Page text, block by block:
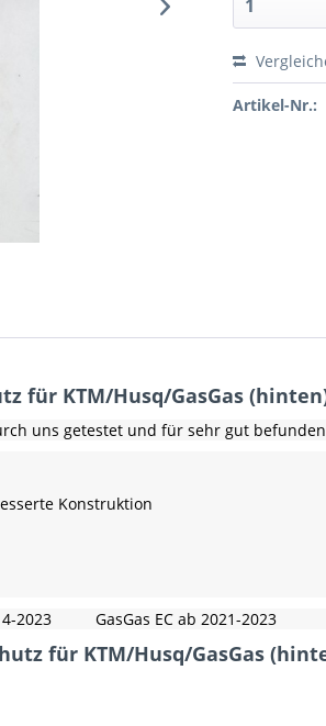
Artikel-Nr.:
für KTM/Husq/GasGas
uns getestet und für sehr gut
Konstruktion
2023 GasGas EC ab 2021-2023
für KTM/Husq/GasGas